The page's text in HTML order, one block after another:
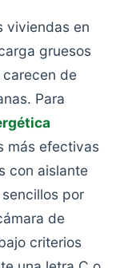
viviendas en
gruesos
de
Para
más efectivas
con aislante
por
de
criterios